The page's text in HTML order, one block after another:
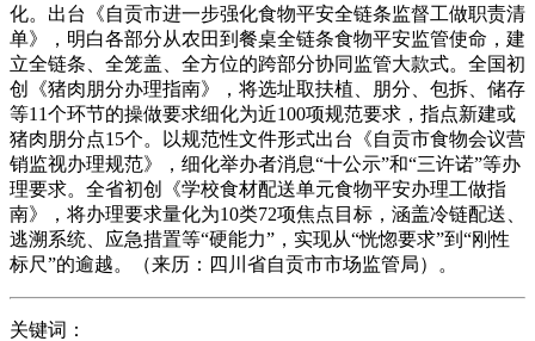
化。出台《自贡市进一步强化食物平安全链条监督工做职责清
单》，明白各部分从农田到餐桌全链条食物平安监管使命，建
立全链条、全笼盖、全方位的跨部分协同监管大款式。全国初
创《猪肉朋分办理指南》，将选址取扶植、朋分、包拆、储存
等11个环节的操做要求细化为近100项规范要求，指点新建或
猪肉朋分点15个。以规范性文件形式出台《自贡市食物会议营
销监视办理规范》，细化举办者消息“十公示”和“三许诺”等办
理要求。全省初创《学校食材配送单元食物平安办理工做指
南》，将办理要求量化为10类72项焦点目标，涵盖冷链配送、
逃溯系统、应急措置等“硬能力”，实现从“恍惚要求”到“刚性
标尺”的逾越。（来历：四川省自贡市市场监管局）。
关键词：